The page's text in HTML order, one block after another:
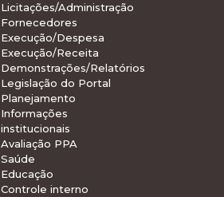
Licitações/Administração
Fornecedores
Execução/Despesa
Execução/Receita
Demonstrações/Relatórios
Legislação do Portal
Planejamento
Informações
institucionais
Avaliação PPA
Saúde
Educação
Controle interno